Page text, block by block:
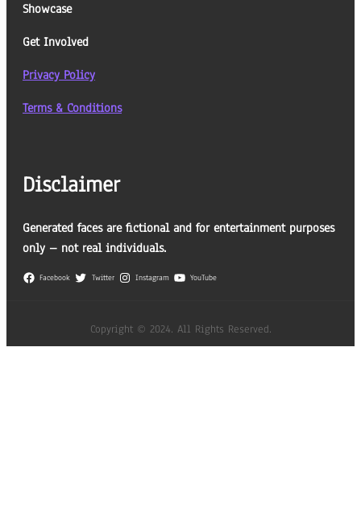
Showcase
Get Involved
Privacy Policy
Terms & Conditions
Disclaimer
Generated faces are fictional and for entertainment purposes
only – not real individuals.
Facebook Twitter Instagram YouTube
Copyright © 2024. All Rights Reserved.